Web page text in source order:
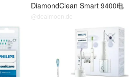
DiamondClean Smart 9400电
动牙刷
@dealmoon.de